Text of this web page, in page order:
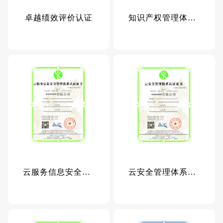
卓越绩效评价认证 知识产权管理体系认证证书
云服务信息安全管理体系认证证书 云安全管理体系认证